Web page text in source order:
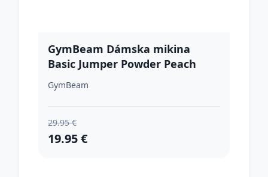
GymBeam Dámska mikina
Basic Jumper Powder Peach
XLXL
GymBeam
29.95 €
19.95 €